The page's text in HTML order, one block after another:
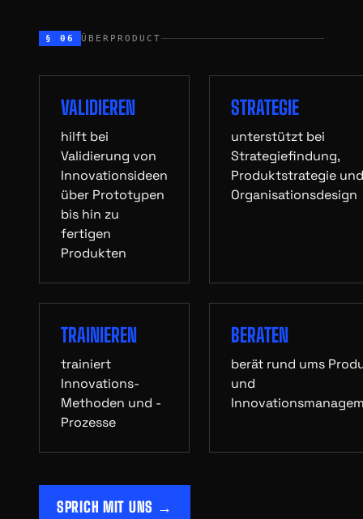
§ 06 ÜBERPRODUCT
VALIDIEREN
hilft bei
Validierung von
Innovationsideen
über Prototypen
bis hin zu
fertigen
Produkten
STRATEGIE
unterstützt bei
Strategiefindung,
Produktstrategie und
Organisationsdesign
TRAINIEREN
trainiert
Innovations-
Methoden und -
Prozesse
BERATEN
berät rund ums
und
SPRICH MIT UNS →